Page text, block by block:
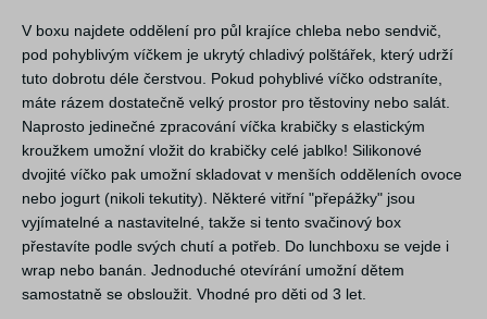
V boxu najdete oddělení pro půl krajíce chleba nebo sendvič,
pod pohyblivým víčkem je ukrytý chladivý polštářek, který udrží
tuto dobrotu déle čerstvou. Pokud pohyblivé víčko odstraníte,
máte rázem dostatečně velký prostor pro těstoviny nebo salát.
Naprosto jedinečné zpracování víčka krabičky s elastickým
kroužkem umožní vložit do krabičky celé jablko! Silikonové
dvojité víčko pak umožní skladovat v menších odděleních ovoce
nebo jogurt (nikoli tekutity). Některé vitřní "přepážky" jsou
vyjímatelné a nastavitelné, takže si tento svačinový box
přestavíte podle svých chutí a potřeb. Do lunchboxu se vejde i
wrap nebo banán. Jednoduché otevírání umožní dětem
samostatně se obsloužit. Vhodné pro děti od 3 let.